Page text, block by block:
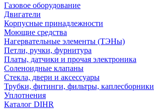
Газовое оборудование
Двигатели
Корпусные принадлежности
Моющие средства
Нагервательные элементы (ТЭНы)
Петли, ручки, фурнитура
Платы, датчики и прочая электроника
Соленоидные клапаны
Стекла, двери и аксессуары
Трубки, фитинги, фильтры, каплесборники
Уплотнения
Каталог DIHR